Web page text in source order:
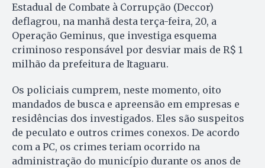
Estadual de Combate à Corrupção (Deccor)
deflagrou, na manhã desta terça-feira, 20, a
Operação Geminus, que investiga esquema
criminoso responsável por desviar mais de R$ 1
milhão da prefeitura de Itaguaru.
Os policiais cumprem, neste momento, oito
mandados de busca e apreensão em empresas e
residências dos investigados. Eles são suspeitos
de peculato e outros crimes conexos. De acordo
com a PC, os crimes teriam ocorrido na
administração do município durante os anos de